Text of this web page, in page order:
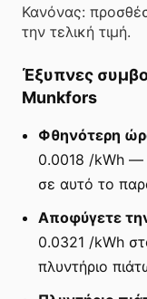
Κανόνας:
την τελική τιμή.
Έξυπνες
Munkfors
Φθηνότερη
0.0018 /kWh —
σε αυτό το
Αποφύγετε
0.0321 /kWh
πλυντήριο